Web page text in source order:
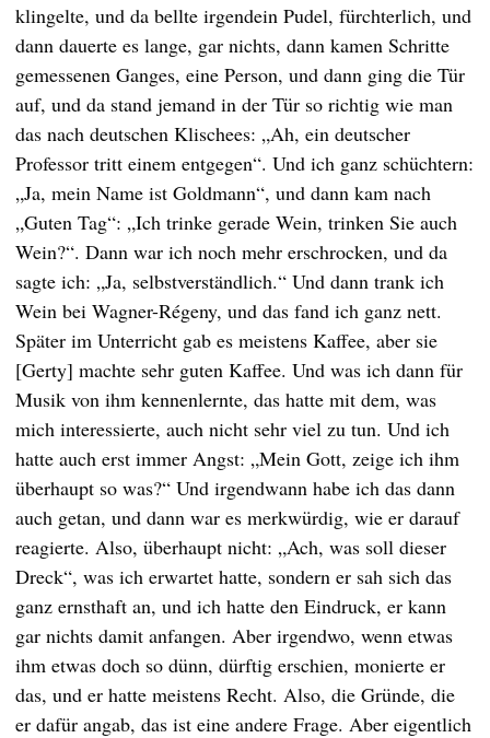
klingelte, und da bellte irgendein Pudel, fürchterlich, und
dann dauerte es lange, gar nichts, dann kamen Schritte
gemessenen Ganges, eine Person, und dann ging die Tür
auf, und da stand jemand in der Tür so richtig wie man
das nach deutschen Klischees: „Ah, ein deutscher
Professor tritt einem entgegen“. Und ich ganz schüchtern:
„Ja, mein Name ist Goldmann“, und dann kam nach
„Guten Tag“: „Ich trinke gerade Wein, trinken Sie auch
Wein?“. Dann war ich noch mehr erschrocken, und da
sagte ich: „Ja, selbstverständlich.“ Und dann trank ich
Wein bei Wagner-Régeny, und das fand ich ganz nett.
Später im Unterricht gab es meistens Kaffee, aber sie
[Gerty] machte sehr guten Kaffee. Und was ich dann für
Musik von ihm kennenlernte, das hatte mit dem, was
mich interessierte, auch nicht sehr viel zu tun. Und ich
hatte auch erst immer Angst: „Mein Gott, zeige ich ihm
überhaupt so was?“ Und irgendwann habe ich das dann
auch getan, und dann war es merkwürdig, wie er darauf
reagierte. Also, überhaupt nicht: „Ach, was soll dieser
Dreck“, was ich erwartet hatte, sondern er sah sich das
ganz ernsthaft an, und ich hatte den Eindruck, er kann
gar nichts damit anfangen. Aber irgendwo, wenn etwas
ihm etwas doch so dünn, dürftig erschien, monierte er
das, und er hatte meistens Recht. Also, die Gründe, die
er dafür angab, das ist eine andere Frage. Aber eigentlich